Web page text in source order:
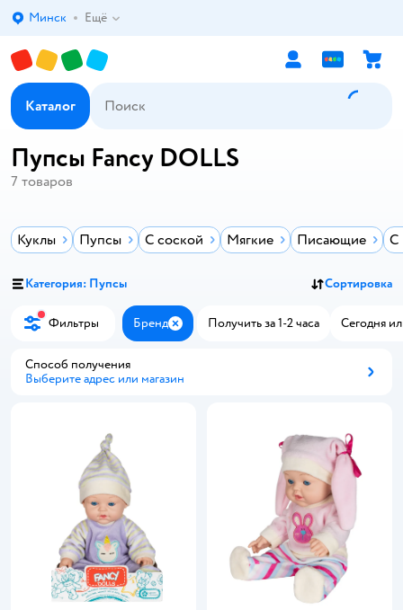
Выбор адреса доставки.
Минск Ещё
Каталог
Пупсы Fancy DOLLS
7 товаров
Куклы Пупсы С соской Мягкие Писающие С
Категория: Пупсы Сортировка
Фильтры Бренд ЗакрытьПолучить за 1-2 часа Сегодня
Способ получения
Выберите адрес или магазин